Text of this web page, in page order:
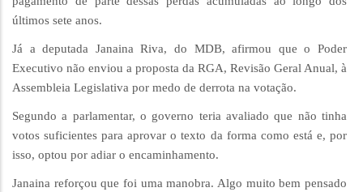
últimos sete anos.
Já a deputada Janaina Riva, do MDB, afirmou que o Poder
Executivo não enviou a proposta da RGA, Revisão Geral Anual, à
Assembleia Legislativa por medo de derrota na votação.
Segundo a parlamentar, o governo teria avaliado que não tinha
votos suficientes para aprovar o texto da forma como está e, por
isso, optou por adiar o encaminhamento.
Janaina reforçou que foi uma manobra. Algo muito bem pensado